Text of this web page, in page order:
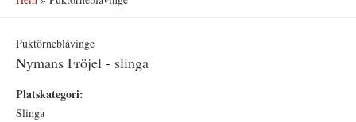
Puktörneblåvinge
Nymans Fröjel - slinga
Platskategori:
Slinga